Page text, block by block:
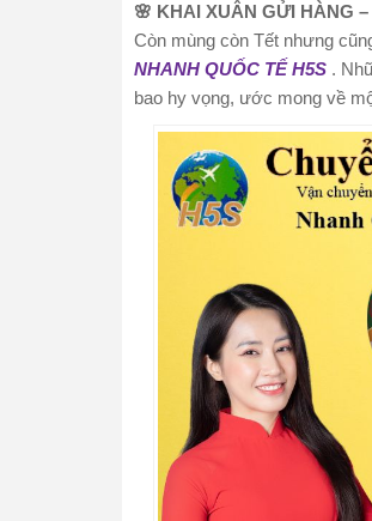
🌸 KHAI XUÂN GỬI HÀNG
Còn mùng còn Tết nhưng
NHANH QUỐC TẾ H5S .
bao hy vọng, ước mong về